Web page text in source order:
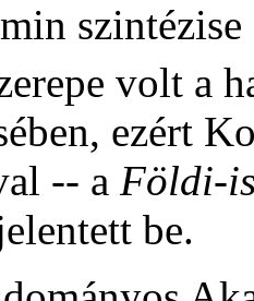
volt a
ezért
-- a Földi-
be.